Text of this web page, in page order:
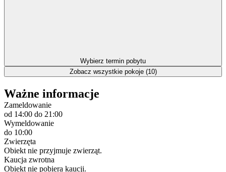
Wybierz termin pobytu
Zobacz wszystkie pokoje (10)
Ważne informacje
Zameldowanie
od 14:00 do 21:00
Wymeldowanie
do 10:00
Zwierzęta
Obiekt nie przyjmuje zwierząt.
Kaucja zwrotna
Obiekt nie pobiera kaucji.